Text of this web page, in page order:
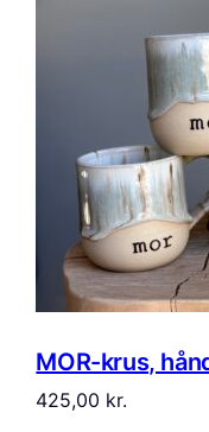
MOR-krus,
425,00 kr.